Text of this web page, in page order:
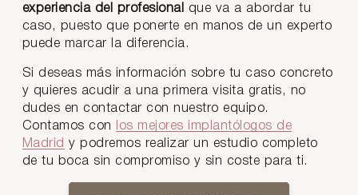
experiencia del profesional que va a abordar tu
caso, puesto que ponerte en manos de un experto
puede marcar la diferencia.
Si deseas más información sobre tu caso concreto
y quieres acudir a una primera visita gratis, no
dudes en contactar con nuestro equipo.
Contamos con
los mejores implantólogos de
Madrid y podremos realizar un estudio completo
de tu boca sin compromiso y sin coste para ti.